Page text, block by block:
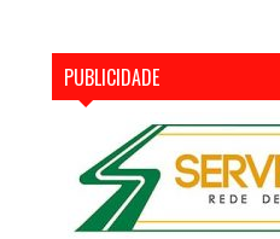
PUBLICIDADE